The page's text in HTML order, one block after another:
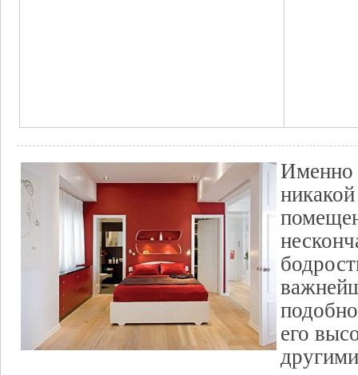
Именно
его